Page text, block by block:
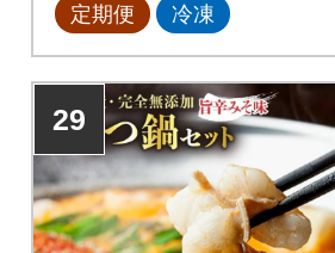
で新鮮な状態で仕入れ、長年
急速冷凍技術により、ぷりっ
ぷりで甘い極上のもつに仕上
がっております。
定期便 冷凍
29